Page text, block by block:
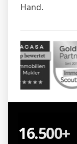
Hand.
16.500+